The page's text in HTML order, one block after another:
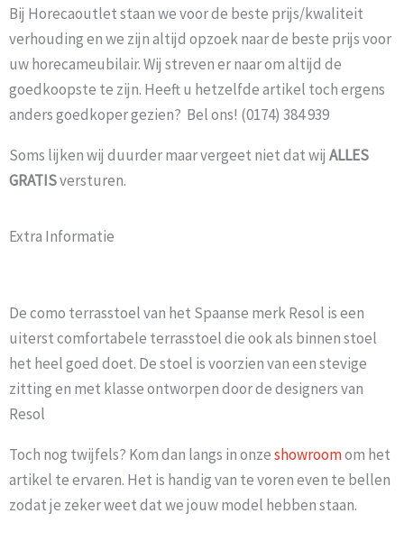
Bij Horecaoutlet staan we voor de beste prijs/kwaliteit
verhouding en we zijn altijd opzoek naar de beste prijs voor
uw horecameubilair. Wij streven er naar om altijd de
goedkoopste te zijn. Heeft u hetzelfde artikel toch ergens
anders goedkoper gezien? Bel ons! (0174) 384 939
Soms lijken wij duurder maar vergeet niet dat wij ALLES
GRATISversturen.
Extra Informatie
De como terrasstoel van het Spaanse merk Resol is een
uiterst comfortabele terrasstoel die ook als binnen stoel
het heel goed doet. De stoel is voorzien van een stevige
zitting en met klasse ontworpen door de designers van
Resol
Toch nog twijfels? Kom dan langs in onzeshowroomom het
artikel te ervaren. Het is handig van te voren even te bellen
zodat je zeker weet dat we jouw model hebben staan.